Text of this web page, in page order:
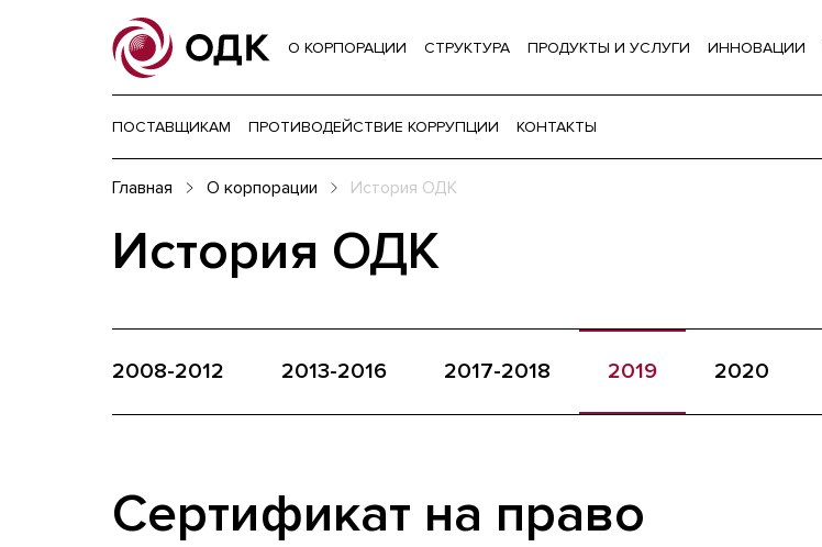
О КОРПОРАЦИИ СТРУКТУРА ПРОДУКТЫ И УСЛУГИ ИННОВАЦИИ
ПОСТАВЩИКАМ ПРОТИВОДЕЙСТВИЕ КОРРУПЦИИ КОНТАКТЫ
Главная О корпорации История ОДК
История ОДК
2008-2012 2013-2016 2017-2018 2019 2020
Сертификат на право